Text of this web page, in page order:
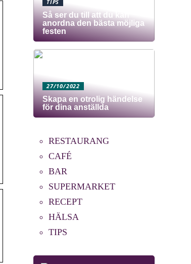
TIPS
Så ser du till att du kan
anordna den bästa möjliga
festen
27/10/2022
Skapa en otrolig händelse
för dina anställda
RESTAURANG
CAFÉ
BAR
SUPERMARKET
RECEPT
HÄLSA
TIPS